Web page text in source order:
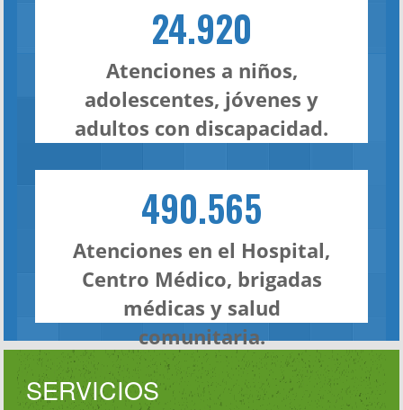
24.920
Atenciones a niños,
adolescentes, jóvenes y
adultos con discapacidad.
490.565
Atenciones en el Hospital,
Centro Médico, brigadas
médicas y salud
comunitaria.
SERVICIOS